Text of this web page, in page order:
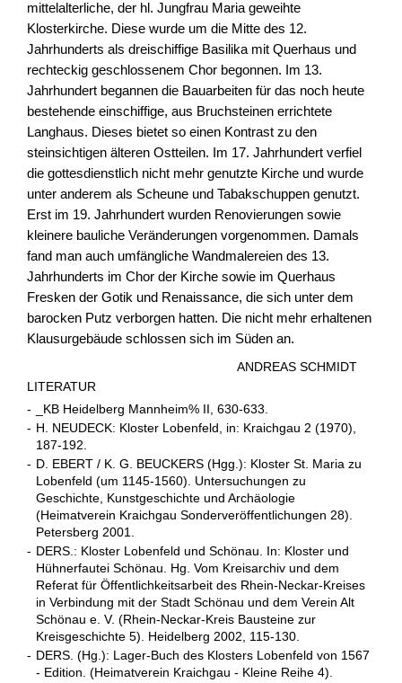
mittelalterliche, der hl. Jungfrau Maria geweihte
Klosterkirche. Diese wurde um die Mitte des 12.
Jahrhunderts als dreischiffige Basilika mit Querhaus und
rechteckig geschlossenem Chor begonnen. Im 13.
Jahrhundert begannen die Bauarbeiten für das noch heute
bestehende einschiffige, aus Bruchsteinen errichtete
Langhaus. Dieses bietet so einen Kontrast zu den
steinsichtigen älteren Ostteilen. Im 17. Jahrhundert verfiel
die gottesdienstlich nicht mehr genutzte Kirche und wurde
unter anderem als Scheune und Tabakschuppen genutzt.
Erst im 19. Jahrhundert wurden Renovierungen sowie
kleinere bauliche Veränderungen vorgenommen. Damals
fand man auch umfängliche Wandmalereien des 13.
Jahrhunderts im Chor der Kirche sowie im Querhaus
Fresken der Gotik und Renaissance, die sich unter dem
barocken Putz verborgen hatten. Die nicht mehr erhaltenen
Klausurgebäude schlossen sich im Süden an.
ANDREAS SCHMIDT
LITERATUR
-
_KB Heidelberg Mannheim% II, 630-633.
- H. NEUDECK: Kloster Lobenfeld, in: Kraichgau 2 (1970),
187-192.
- D. EBERT / K. G. BEUCKERS (Hgg.): Kloster St. Maria zu
Lobenfeld (um 1145-1560). Untersuchungen zu
Geschichte, Kunstgeschichte und Archäologie
(Heimatverein Kraichgau Sonderveröffentlichungen 28).
Petersberg 2001.
- DERS.: Kloster Lobenfeld und Schönau. In: Kloster und
Hühnerfautei Schönau. Hg. Vom Kreisarchiv und dem
Referat für Öffentlichkeitsarbeit des Rhein-Neckar-Kreises
in Verbindung mit der Stadt Schönau und dem Verein Alt
Schönau e. V. (Rhein-Neckar-Kreis Bausteine zur
Kreisgeschichte 5). Heidelberg 2002, 115-130.
- DERS. (Hg.): Lager-Buch des Klosters Lobenfeld von 1567
- Edition. (Heimatverein Kraichgau - Kleine Reihe 4).